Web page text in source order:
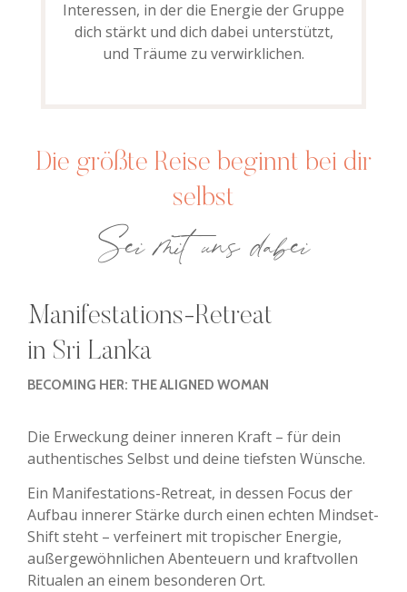
Interessen, in der die Energie der Gruppe
dich stärkt und dich dabei unterstützt,
und Träume zu verwirklichen.
Die größte Reise beginnt bei dir
selbst
Sei mit uns dabei
Manifestations-Retreat
in Sri Lanka
BECOMING HER: THE ALIGNED WOMAN
Die Erweckung deiner inneren Kraft – für dein
authentisches Selbst und deine tiefsten Wünsche.
Ein Manifestations-Retreat, in dessen Focus der
Aufbau innerer Stärke durch einen echten Mindset-
Shift steht – verfeinert mit tropischer Energie,
außergewöhnlichen Abenteuern und kraftvollen
Ritualen an einem besonderen Ort.